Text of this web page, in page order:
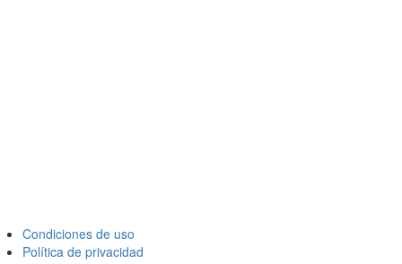
Condiciones de uso
Política de privacidad